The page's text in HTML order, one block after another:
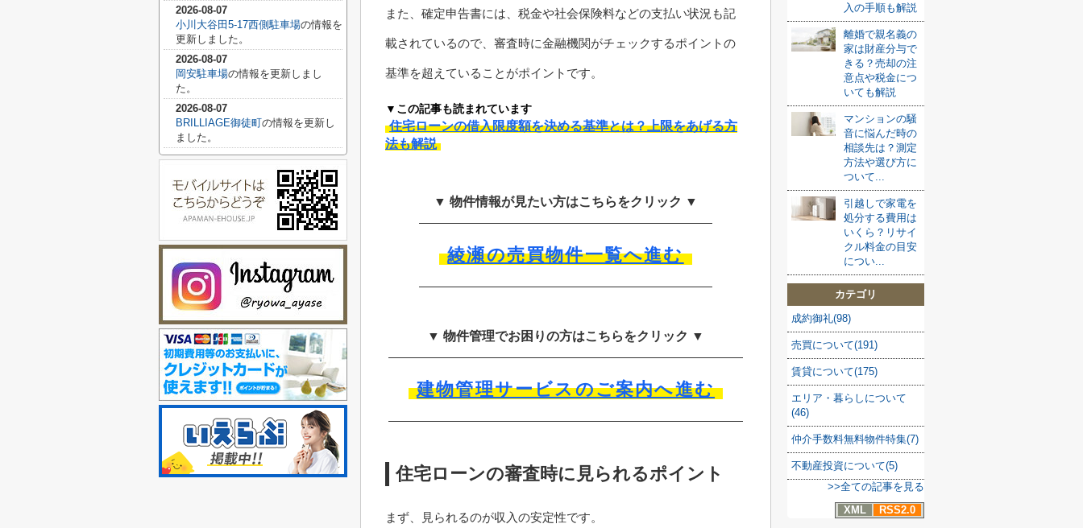
また、確定申告書には、税金や社会保険料などの支払い状況も記
載されているので、審査時に金融機関がチェックするポイントの
基準を超えていることがポイントです。
▼この記事も読まれています
住宅ローンの借入限度額を決める基準とは？上限をあげる方
法も解説
▼ 物件情報が見たい方はこちらをクリック ▼
綾瀬の売買物件一覧へ進む
▼ 物件管理でお困りの方はこちらをクリック ▼
建物管理サービスのご案内へ進む
住宅ローンの審査時に見られるポイント
まず、見られるのが収入の安定性です。
入の手順も解説
離婚で親名義の
家は財産分与で
きる？売却の注
意点や税金につ
いても解説
マンションの騒
音に悩んだ時の
相談先は？測定
方法や選び方に
ついて...
引越しで家電を
処分する費用は
いくら？リサイ
クル料金の目安
につい...
カテゴリ
成約御礼(98)
売買について(191)
賃貸について(175)
エリア・暮らしについて
(46)
仲介手数料無料物件特集(7)
不動産投資について(5)
>>全ての記事を見る
XML
RSS2.0
2026-08-07
小川大谷田5-17西側駐車場の情報を
更新しました。
2026-08-07
岡安駐車場の情報を更新しまし
た。
2026-08-07
BRILLIAGE御徒町の情報を更新し
ました。